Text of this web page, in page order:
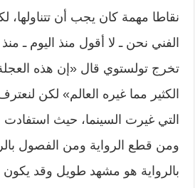
نقاطا مهمة كان يجب أن
الفني نحن ـ لا أقول منذ اليوم ـ
تخرج تولستوي قال «إن هذه
الكثير مما غيره العالم» لكن
التي غيرت السينما، حيث استفادت
ومن قطع الرواية ومن الفصول
بالرواية هو مشهد طويل وقد